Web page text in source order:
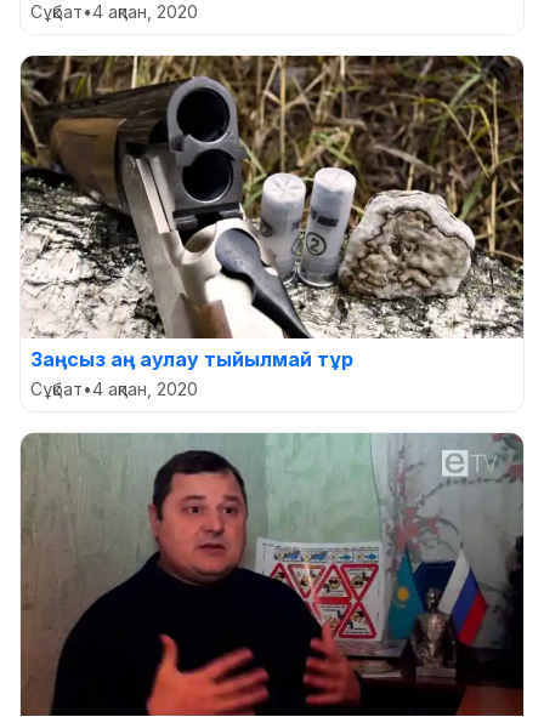
Сұқбат•4 ақпан, 2020
Заңсыз аң аулау тыйылмай тұр
Сұқбат•4 ақпан, 2020